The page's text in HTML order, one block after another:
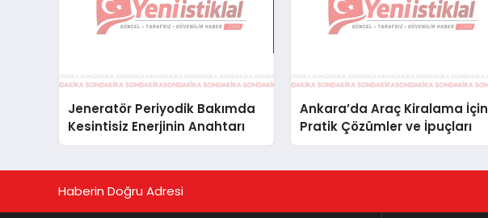
Jeneratör Periyodik Bakımda
Kesintisiz Enerjinin Anahtarı
Ankara’da Araç Kiralama İçin
Pratik Çözümler ve İpuçları
Haberin Doğru Adresi